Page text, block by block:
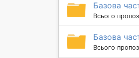
Базова
Всього
Базова
Всього